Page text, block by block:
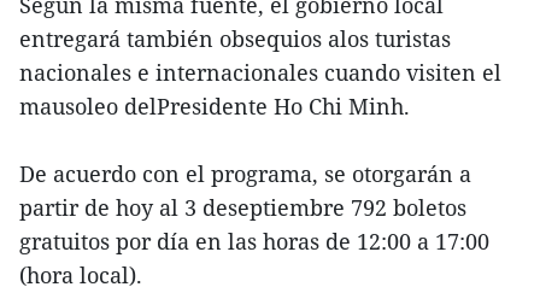
entregará también obsequios alos turistas
nacionales e internacionales cuando visiten el
mausoleo delPresidente Ho Chi Minh.
De acuerdo con el programa, se otorgarán a
partir de hoy al 3 deseptiembre 792 boletos
gratuitos por día en las horas de 12:00 a 17:00
(hora local).